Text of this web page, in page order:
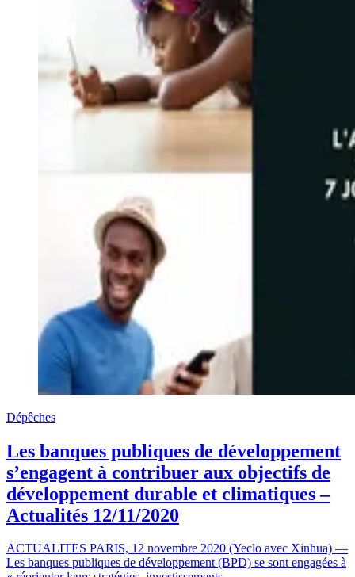
Dépêches
Les banques publiques de développement
s’engagent à contribuer aux objectifs de
développement durable et climatiques –
Actualités 12/11/2020
ACTUALITES PARIS, 12 novembre 2020 (Yeclo avec Xinhua) —
Les banques publiques de développement (BPD) se sont engagées à